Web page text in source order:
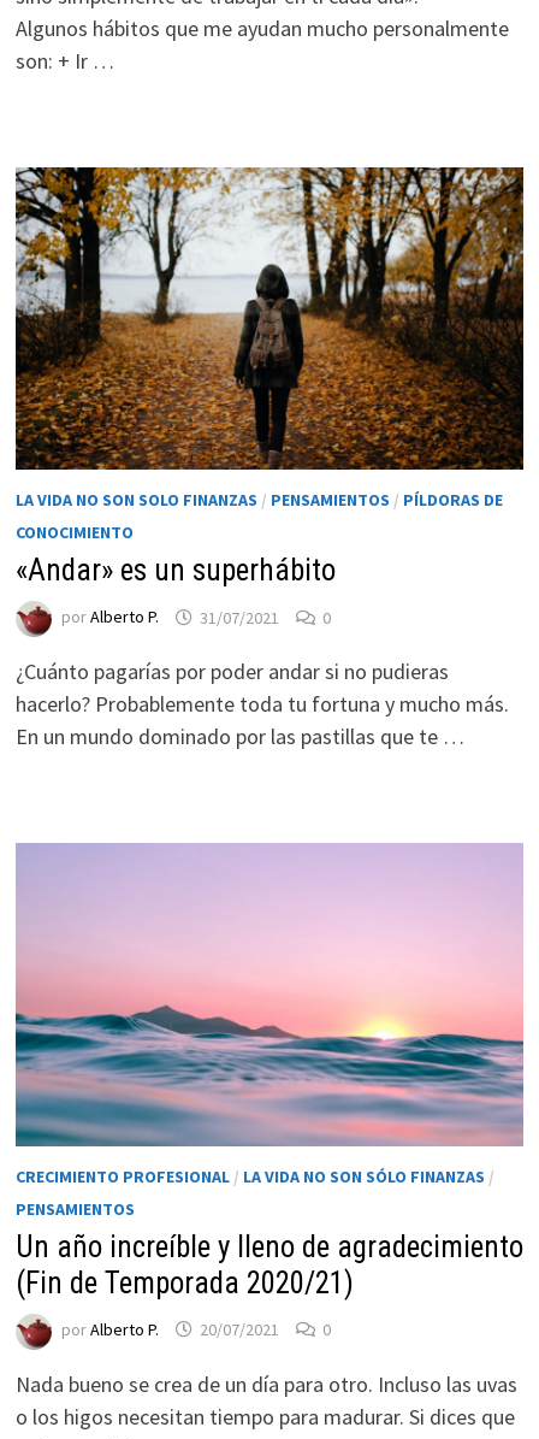
Algunos hábitos que me ayudan mucho personalmente
son: + Ir …
LA VIDA NO SON SOLO FINANZAS / PENSAMIENTOS / PÍLDORAS DE
CONOCIMIENTO
«Andar» es un superhábito
porAlberto P. 31/07/2021 0
¿Cuánto pagarías por poder andar si no pudieras
hacerlo? Probablemente toda tu fortuna y mucho más.
En un mundo dominado por las pastillas que te …
CRECIMIENTO PROFESIONAL/ LA VIDA NO SON SÓLO FINANZAS /
PENSAMIENTOS
Un año increíble y lleno de agradecimiento
(Fin de Temporada 2020/21)
porAlberto P. 20/07/2021 0
Nada bueno se crea de un día para otro. Incluso las uvas
o los higos necesitan tiempo para madurar. Si dices que